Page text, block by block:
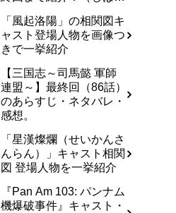
「風起洛陽」の相関図キ
ャスト登場人物を画像つ
きで一挙紹介
【三国志～司馬懿 軍師
連盟～】最終回（86話）
のあらすじ・ネタバレ・
感想。
「星漢燦爛（せいかんさ
んらん）」キャスト相関
図 登場人物を一挙紹介
『Pan Am 103: パンナム
機爆破事件』キャスト・